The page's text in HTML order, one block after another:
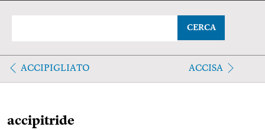
CERCA
ACCIPIGLIATO ACCISA
accipitride